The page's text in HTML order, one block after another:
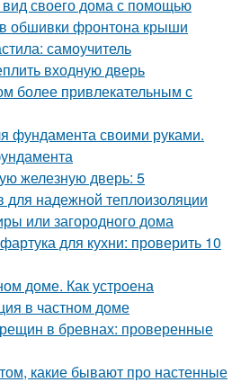
своего дома с помощью
обшивки фронтона крыши
самоучитель
входную дверь
более привлекательным с
фундамента своими руками.
железную дверь: 5
для надежной теплоизоляции
или загородного дома
для кухни: проверить 10
доме. Как устроена
в частном доме
в бревнах: проверенные
какие бывают про настенные